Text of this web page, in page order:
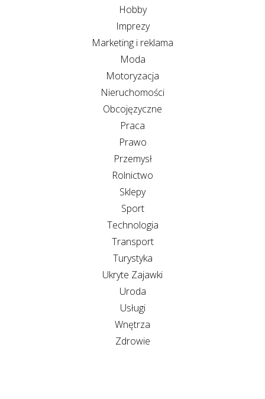
Hobby
Imprezy
Marketing i reklama
Moda
Motoryzacja
Nieruchomości
Obcojęzyczne
Praca
Prawo
Przemysł
Rolnictwo
Sklepy
Sport
Technologia
Transport
Turystyka
Ukryte Zajawki
Uroda
Usługi
Wnętrza
Zdrowie